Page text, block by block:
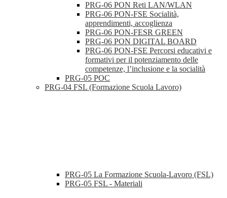
PRG-06 PON Reti LAN/WLAN
PRG-06 PON-FSE Socialità,
apprendimenti, accoglienza
PRG-06 PON-FESR GREEN
PRG-06 PON DIGITAL BOARD
PRG-06 PON-FSE Percorsi educativi e
formativi per il potenziamento delle
competenze, l’inclusione e la socialità
PRG-05 POC
PRG-04 FSL (Formazione Scuola Lavoro)
PRG-05 La Formazione Scuola-Lavoro (FSL)
PRG-05 FSL - Materiali